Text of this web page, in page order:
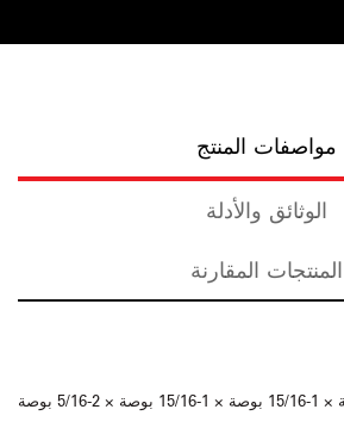
مواصفات المنتج
الوثائق والأدلة
المنتجات المقارنة